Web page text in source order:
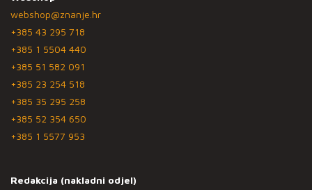
webshop@znanje.hr
+385 43 295 718
+385 1 5504 440
+385 51 582 091
+385 23 254 518
+385 35 295 258
+385 52 354 650
+385 1 5577 953
Redakcija (nakladni odjel)